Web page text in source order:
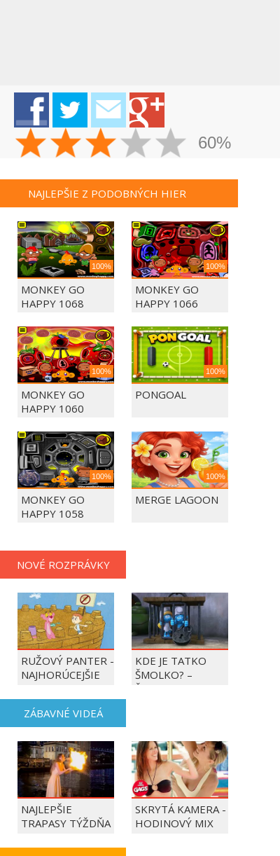
60%
NAJLEPŠIE Z PODOBNÝCH HIER
100%
MONKEY GO
HAPPY 1068
100%
MONKEY GO
HAPPY 1066
100%
MONKEY GO
HAPPY 1060
100%
PONGOAL
100%
MONKEY GO
HAPPY 1058
100%
MERGE LAGOON
NOVÉ ROZPRÁVKY
RUŽOVÝ PANTER -
NAJHORÚCEJŠIE
KDE JE TATKO
ŠMOLKO? –
ŠMOLKOVIA
ZÁBAVNÉ VIDEÁ
NAJLEPŠIE
TRAPASY TÝŽDŇA
SKRYTÁ KAMERA -
HODINOVÝ MIX